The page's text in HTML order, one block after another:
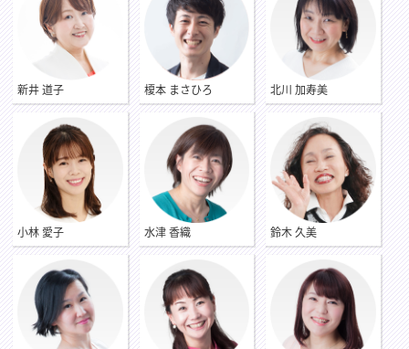
い食材、歴史ある街並みなど、魅力にあふれています。これか
ら県内各地を訪れ、山口県の魅力をもっともっと知って、発見
して、しっかり発信できるよう精進します。よろしくお願いし
ます。
新井 道子 榎本 まさひろ 北川 加寿美
小林 愛子 水津 香織 鈴木 久美